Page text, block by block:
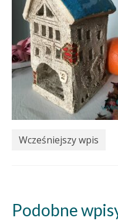
Wcześniejszy wpis
Podobne